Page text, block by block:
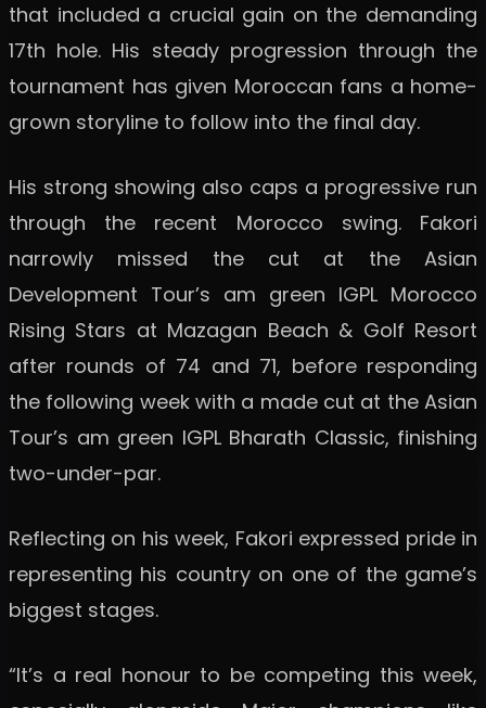
that included a crucial gain on the demanding
17th hole. His steady progression through the
tournament has given Moroccan fans a home-
grown storyline to follow into the final day.
His strong showing also caps a progressive run
through the recent Morocco swing. Fakori
narrowly missed the cut at the Asian
Development Tour’s am green IGPL Morocco
Rising Stars at Mazagan Beach & Golf Resort
after rounds of 74 and 71, before responding
the following week with a made cut at the Asian
Tour’s am green IGPL Bharath Classic, finishing
two-under-par.
Reflecting on his week, Fakori expressed pride in
representing his country on one of the game’s
biggest stages.
“It’s a real honour to be competing this week,